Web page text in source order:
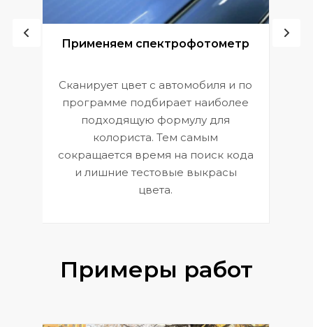
Применяем спектрофотометр
Сканирует цвет с автомобиля и по
программе подбирает наиболее
подходящую формулу для
колориста. Тем самым
сокращается время на поиск кода
и лишние тестовые выкрасы
цвета.
Примеры работ